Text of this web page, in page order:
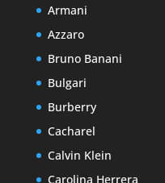
Armani
Azzaro
Bruno Banani
Bulgari
Burberry
Cacharel
Calvin Klein
Carolina Herrera